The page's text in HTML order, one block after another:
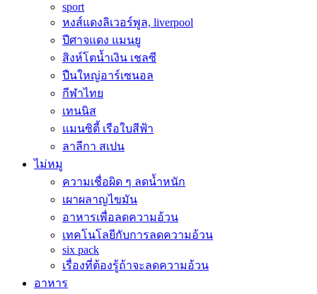
sport
หงส์แดงลิเวอร์พูล, liverpool
ปีศาจแดง แมนยู
สิงห์โตน้ำเงิน เชลซี
ปืนใหญ่อาร์เซนอล
กีฬาไทย
เทนนิส
แมนซิตี้ เรือใบสีฟ้า
ลาลีกา สเปน
ไม่หมู
ความเชื่อผิด ๆ ลดน้ำหนัก
เผาผลาญไขมัน
อาหารเพื่อลดความอ้วน
เทคโนโลยีกับการลดความอ้วน
six pack
เรื่องที่ต้องรู้ถ้าจะลดความอ้วน
อาหาร